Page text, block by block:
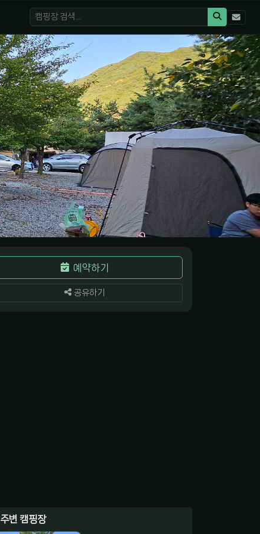
예약하기
공유하기
주변 캠핑장